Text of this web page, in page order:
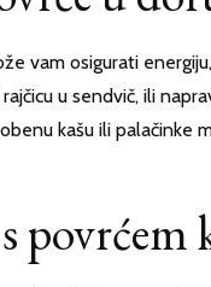
vam osigurati
u sendvič, ili
kašu ili
povrćem